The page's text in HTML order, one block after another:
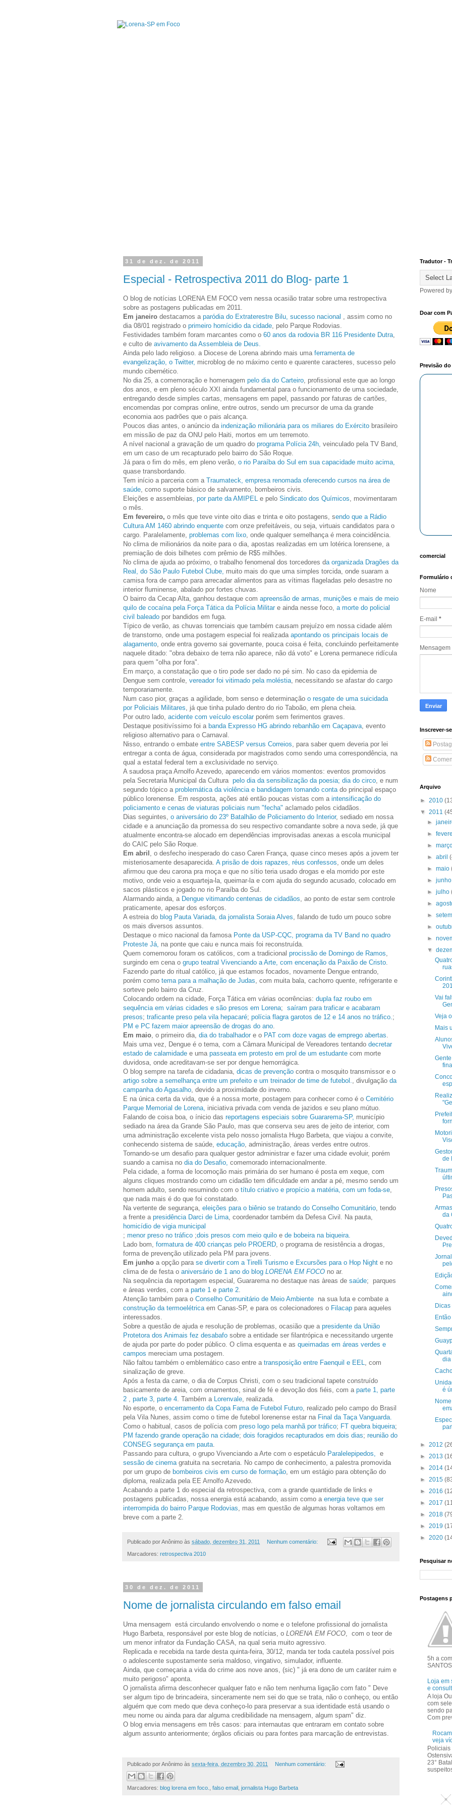
31 de dez. de 2011
Especial - Retrospectiva 2011 do Blog- parte 1
O blog de notícias LORENA EM FOCO vem nessa ocasião tratar sobre uma restropectiva
sobre as postagens publicadas em 2011.
Em janeiro destacamos a paródia do Extraterestre Bilu, sucesso nacional
, assim como no
dia 08/01 registrado o primeiro homícidio da cidade , pelo Parque Rodovias.
Festividades também foram marcantes como o 60 anos da rodovia BR 116 Presidente Dutra
e culto de avivamento da Assembleia de Deus.
Ainda pelo lado religioso. a Diocese de Lorena abrindo mais uma ferramenta de
evangelização, o Twitter, microblog de no máximo cento e quarente caracteres, sucesso pelo
mundo cibernético.
No dia 25, a comemoração e homenagem pelo dia do Carteiro , profissional este que ao longo
dos anos, e em pleno século XXI ainda fundamental para o funcionamento de uma sociedade,
entregando desde simples cartas, mensagens em papel, passando por faturas de cartões,
encomendas por compras online, entre outros, sendo um precursor de uma da grande
economia aos padrões que o pais alcança.
Poucos dias antes, o anúncio da indenização milionária para os miliares do Exército brasileiro
em missão de paz da ONU pelo Haiti, mortos em um terremoto.
A nível nacional a gravação de um quadro do programa Polícia 24h, veinculado pela TV Band,
em um caso de um recapturado pelo bairro do São Roque.
Já para o fim do mês, em pleno verão, o rio Paraíba do Sul em sua capacidade muito acima,
quase transbordando.
Tem início a parceria com a Traumateck, empresa renomada oferecendo cursos na área de
saúde , como suporte básico de salvamento, bombeiros civis.
Eleições e assembleias, por parte da AMIPEL e pelo Sindicato dos Químicos , movimentaram
o mês.
Em fevereiro, o mês que teve vinte oito dias e trinta e oito postagens, sendo que a Rádio
Cultura AM 1460 abrindo enquente com onze prefeitáveis, ou seja, virtuais candidatos para o
cargo. Paralelamente, problemas com lixo , onde qualquer semelhança é mera coincidência.
No clima de milionários da noite para o dia, apostas realizadas em um lotérica lorensene, a
premiação de dois bilhetes com prêmio de R$5 milhões.
No clima de ajuda ao próximo, o trabalho fenomenal dos torcedores da organizada Dragões da
Real, do São Paulo Futebol Clube, muito mais do que uma simples torcida, onde suaram a
camisa fora de campo para arrecadar alimentos para as vítimas flageladas pelo desastre no
interior fluminense, abalado por fortes chuvas.
O bairro da Cecap Alta, ganhou destaque com apreensão de armas, munições e mais de meio
quilo de cocaína pela Força Tática da Polícia Militar e ainda nesse foco, a morte do policial
civil baleado por bandidos em fuga.
Típico de verão, as chuvas torrenciais que também causam prejuízo em nossa cidade além
de transtorno, onde uma postagem especial foi realizada apontando os principais locais de
alagamento , onde entra governo sai governante, pouca coisa é feita, concluindo perfeitamente
naquele ditado: "obra debaixo de terra não aparece, não dá voto" e Lorena permanece ridícula
para quem "olha por fora".
Em março, a constatação que o tiro pode ser dado no pé sim. No caso da epidemia de
Dengue sem controle, vereador foi vitimado pela moléstia , necessitando se afastar do cargo
temporariamente.
Num caso pior, graças a agilidade, bom senso e determinação o resgate de uma suicidada
por Policiais Militares , já que tinha pulado dentro do rio Taboão, em plena cheia.
Por outro lado, acidente com veículo escolar porém sem ferimentos graves.
Destaque positivíssimo foi a banda Expresso HG abrindo rebanhão em Caçapava , evento
religioso alternativo para o Carnaval.
Nisso, entrando o embate entre SABESP versus Correios , para saber quem deveria por lei
entregar a conta de água, considerada por magistrados como sendo uma correspondência, na
qual a estatal federal tem a exclusividade no serviço.
A saudosa praça Arnolfo Azevedo, aparecendo em vários momentos: eventos promovidos
pela Secretaria Municipal da Cultura pelo dia da sensibilização da poesia; dia do circo , e num
segundo tópico a problemática da violência e bandidagem tomando conta do principal espaço
público lorenense. Em resposta, ações até então poucas vistas com a intensificação do
policiamento e cenas de viaturas policiais num "fecha" aclamado pelos cidadãos.
Dias seguintes, o aniversário do 23º Batalhão de Policiamento do Interior, sediado em nossa
cidade e a anunciação da promessa do seu respectivo comandante sobre a nova sede, já que
atualmente encontra-se alocado em dependências improvisadas anexas a escola municipal
do CAIC pelo São Roque.
Em abril , o desfecho inesperado do caso Caren França, quase cinco meses após a jovem ter
misteriosamente desaparecida. A prisão de dois rapazes, réus confessos , onde um deles
afirmou que deu carona pra moça e que no sítio teria usado drogas e ela morrido por este
motivo, onde veio a esquarteja-la, queimar-la e com ajuda do segundo acusado, colocado em
sacos plásticos e jogado no rio Paraíba do Sul.
Alarmando ainda, a Dengue vitimando centenas de cidadãos , ao ponto de estar sem controle
praticamente, apesar dos esforços.
A estreia do blog Pauta Variada, da jornalista Soraia Alves , falando de tudo um pouco sobre
os mais diversos assuntos.
Destaque o mico nacional da famosa Ponte da USP-CQC, programa da TV Band no quadro
Proteste Já, na ponte que caiu e nunca mais foi reconstruída.
Quem comemorou foram os católicos, com a tradicional procissão de Domingo de Ramos
surgindo em cena o grupo teatral Vivenciando a Arte, com encenação da Paixão de Cristo
Fazendo parte do ritual católico, já que estamos focados, novamente Dengue entrando,
porém como tema para a malhação de Judas , com muita bala, cachorro quente, refrigerante e
sorteve pelo bairro da Cruz.
Colocando ordem na cidade, Força Tática em várias ocorrências: dupla faz roubo em
sequência em várias cidades e são presos em Lorena; saíram para traficar e acabaram
presos; traficante preso pela vila hepacaré; polícia flagra garotos de 12 e 14 anos no tráfico. ;
PM e PC fazem maior apreensão de drogas do ano
Em maio , o primeiro dia, dia do trabalhador e o PAT com doze vagas de emprego abertas
Mais uma vez, Dengue é o tema, com a Câmara Municipal de Vereadores tentando decretar
estado de calamidade e uma passeata em protesto em prol de um estudante com morte
duvidosa, onde acreditavam-se ser por dengue hemorrágica.
O blog sempre na tarefa de cidadania, dicas de prevenção contra o mosquito transmissor e o
artigo sobre a semelhança entre um prefeito e um treinador de time de futebol.
, divulgação da
campanha do Agasalho , devido a proximidade do inverno.
E na única certa da vida, que é a nossa morte, postagem para conhecer como é o Cemitério
Parque Memorial de Lorena, iniciativa privada com venda de jazidos e seu plano mútuo.
Falando de coisa boa, o ínicio das reportagens especiais sobre Guararema-SP, município
sediado na área da Grande São Paulo, mas que conserva seu ares de jeito de interior, com
uma administração excelente vista pelo nosso jornalista Hugo Barbeta, que viajou a convite,
conhecendo sistema de saúde, educação , administração, áreas verdes entre outros.
Tornando-se um desafio para qualquer gestor administrar e fazer uma cidade evoluir, porém
suando a camisa no dia do Desafio, comemorado internacionalmente.
Pela cidade, a forma de locomoção mais primária do ser humano é posta em xeque, com
alguns cliques mostrando como um cidadão tem dificuldade em andar a pé, mesmo sendo um
homem adulto, sendo resumindo com o título criativo e propício a matéria, com um foda-se
que nada mais é do que foi constatado.
Na vertente de segurança, eleições para o biênio se tratando do Conselho Comunitário , tendo
a frente a presidência Darci de Lima , coordenador também da Defesa Civil. Na pauta,
homicídio de vigia municipal
; menor preso no tráfico ;dois presos com meio quilo e de bobeira na biqueira.
Lado bom, formatura de 400 crianças pelo PROERD , o programa de resistência a drogas,
forma de prevenção utilizado pela PM para jovens.
Em junho a opção para se divertir com a Tirelli Turismo e Excursões para o Hop Night e no
clima de de festa o aniversário de 1 ano do blog LORENA EM FOCO no ar.
Na sequência da reportagem especial, Guararema no destaque nas àreas de saúde; parques
e áreas verdes, com a parte 1 e parte 2
Atenção também para o Conselho Comunitário de Meio Ambiente na sua luta e combate a
construção da termoelétrica em Canas-SP, e para os colecionadores o Filacap para aqueles
interessados.
Sobre a questão de ajuda e resolução de problemas, ocasião que a presidente da União
Protetora dos Animais fez desabafo sobre a entidade ser filantrópica e necessitando urgente
de ajuda por parte do poder público. O clima esquenta e as queimadas em áreas verdes e
campos mereciam uma postagem.
Não faltou também o emblemático caso entre a transposição entre Faenquil e EEL
, com
sinalização de greve.
Após a festa da carne, o dia de Corpus Christi, com o seu tradicional tapete construído
basicamente de areia, com ornamentos, sinal de fé e devoção dos fiéis, com a parte 1,
parte
2
parte 3 parte 4 . Também a Lorenvale , realizada.
No esporte, o encerramento da Copa Fama de Futebol Futuro , realizado pelo campo do Brasil
pela Vila Nunes, assim como o time de futebol lorenense estar na Final da Taça Vanguarda.
Como o habitual, casos de polícia com preso logo pela manhã por tráfico; FT quebra biqueira;
PM fazendo grande operação na cidade; dois foragidos recapturados em dois dias; reunião do
CONSEG segurança em pauta
Passando para cultura, o grupo Vivenciando a Arte com o espetáculo Paralelepipedos, e
sessão de cinema gratuita na secretaria. No campo de conhecimento, a palestra promovida
por um grupo de bombeiros civis em curso de formação , em um estágio para obtenção do
diploma, realizada pela EE Arnolfo Azevedo.
Acabando a parte 1 do especial da retrospectiva, com a grande quantidade de links e
postagens publicadas, nossa energia está acabando, assim como a energia teve que ser
interrompida do bairro Parque Rodovias , mas em questão de algumas horas voltamos em
breve com a parte 2.
Publicado porAnônimo às sábado, dezembro 31, 2011 Nenhum comentário:
Marcadores: retrospectiva 2010
30 de dez. de 2011
Nome de jornalista circulando em falso email
Uma mensagem está circulando envolvendo o nome e o telefone profissional do jornalista
Hugo Barbeta, responsável por este blog de notícias, o LORENA EM FOCO , com o teor de
um menor infrator da Fundação CASA, na qual seria muito agressivo.
Replicada e recebida na tarde desta quinta-feira, 30/12, manda ter toda cautela possível pois
o adolescente supostamente seria maldoso, vingativo, simulador, influente.
Ainda, que começaria a vida do crime aos nove anos, (sic) " já era dono de um caráter ruim e
muito perigoso" aponta.
O jornalista afirma desconhecer qualquer fato e não tem nenhuma ligação com fato " Deve
ser algum tipo de brincadeira, sinceramente nem sei do que se trata, não o conheço, ou então
alguém que com medo que deva conheço-lo para preservar a sua identidade está usando o
meu nome ou ainda para dar alguma credibilidade na mensagem, algum spam" diz.
O blog envia mensagens em três casos: para internautas que entraram em contato sobre
algum assunto anteriormente; órgãos oficiais ou para fontes para marcação de entrevistas.
Publicado porAnônimo às sexta-feira, dezembro 30, 2011 Nenhum comentário:
Marcadores: blog lorena em foco. falso email jornalista Hugo Barbeta
Tradutor -
Powered by
Doar com
Previsão do
comercial
Formulário
Nome
E-mail *
Mensagem
Inscrever-
Arquivo
► 2010
▼ 2011
►
►
►
►abril
►maio
►
►julho
►
►
►
►
▼
Vai
Veja
Mais
de
da
dia
é
► 2012
► 2013
► 2014
► 2015
► 2016
► 2017
► 2018
► 2019
► 2020
Pesquisar
Postagens
5h a
Loja em
e
A loja
com
sendo
Com
veja
23°